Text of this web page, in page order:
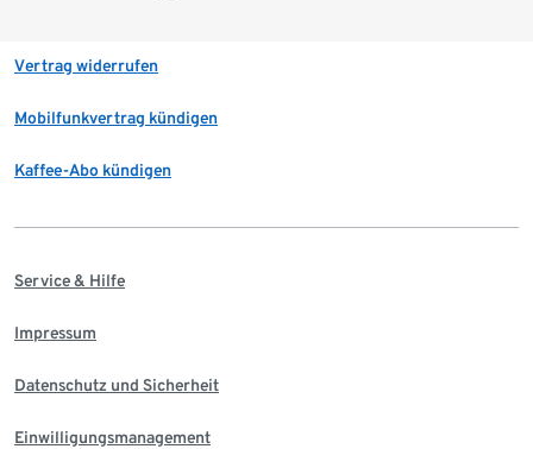
Vertrag widerrufen
Mobilfunkvertrag kündigen
Kaffee-Abo kündigen
Service & Hilfe
Impressum
Datenschutz und Sicherheit
Einwilligungsmanagement